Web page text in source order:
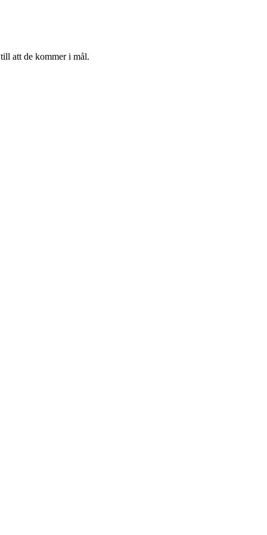
att de kommer i mål.